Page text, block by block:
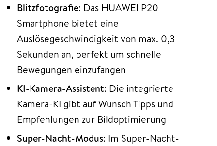
Blitzfotografie: Das HUAWEI P20
Smartphone bietet eine
Auslösegeschwindigkeit von max. 0,3
Sekunden an, perfekt um schnelle
Bewegungen einzufangen
KI-Kamera-Assistent: Die integrierte
Kamera-KI gibt auf Wunsch Tipps und
Empfehlungen zur Bildoptimierung
Super-Nacht-Modus: Im Super-Nacht-